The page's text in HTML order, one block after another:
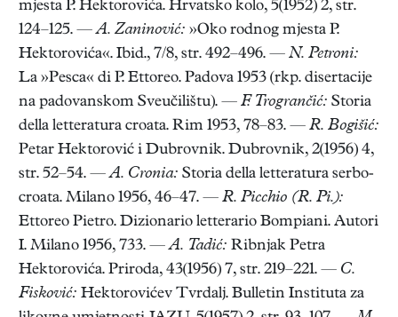
mjesta P. Hektorovića. Hrvatsko kolo, 5(1952) 2, str.
124–125. —A. Zaninović: »Oko rodnog mjesta P.
Hektorovića«. Ibid., 7/8, str. 492–496. — N. Petroni:
La »Pesca« di P. Ettoreo. Padova 1953 (rkp. disertacije
na padovanskom Sveučilištu). — F. Trogrančić: Storia
della letteratura croata. Rim 1953, 78–83. — R. Bogišić:
Petar Hektorović i Dubrovnik. Dubrovnik, 2(1956) 4,
str. 52–54. —A. Cronia: Storia della letteratura serbo-
croata. Milano 1956, 46–47. — R. Picchio (R. Pi.):
Ettoreo Pietro. Dizionario letterario Bompiani. Autori
I. Milano 1956, 733. —A. Tadić: Ribnjak Petra
Hektorovića. Priroda, 43(1956) 7, str. 219–221. — C.
Fisković: Hektorovićev Tvrdalj. Bulletin Instituta za